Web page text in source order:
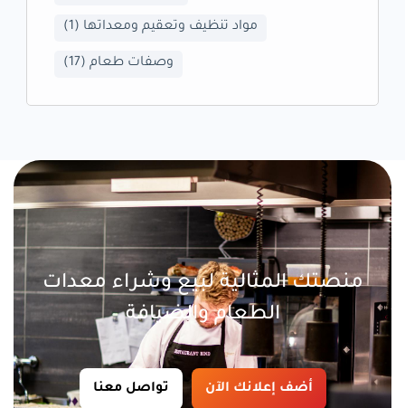
مواد تنظيف وتعقيم ومعداتها (1)
وصفات طعام (17)
منصتك المثالية لبيع وشراء معدات
الطعام والضيافة
تواصل معنا أضف إعلانك الآن